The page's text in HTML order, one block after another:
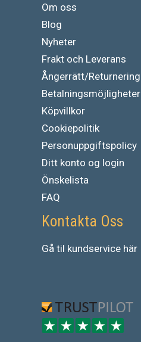
Om oss
Blog
Nyheter
Frakt och Leverans
Ångerrätt/Returnering
Betalningsmöjligheter
Köpvillkor
Cookiepolitik
Personuppgiftspolicy
Ditt konto og login
Önskelista
FAQ
Kontakta Oss
Gå til kundservice här